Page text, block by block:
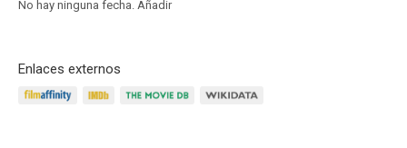
No hay ninguna fecha. Añadir
Enlaces externos